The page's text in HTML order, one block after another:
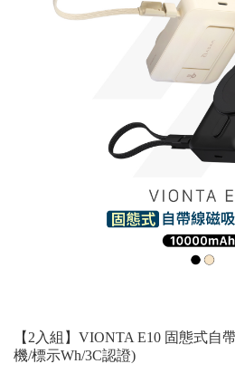
【2入組】VIONTA E10 固態式自
機/標示Wh/3C認證)